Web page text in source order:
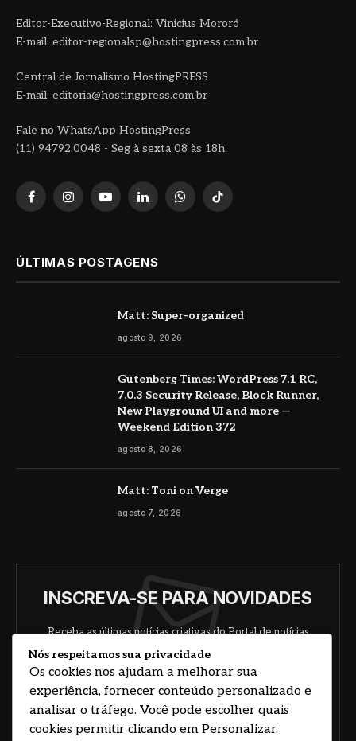
Editor-Executivo-Regional: Vinicius Mororó
E-mail: editor-regionalsp@hostingpress.com.br
Central de Jornalismo HostingPRESS
E-mail: editoria@hostingpress.com.br
Fale no WhatsApp HostingPress
(11) 94792.0048 - Seg à sexta 08 às 18h
FacebookInstagramYouTubeLinkedInWhatsAppTikTok
ÚLTIMAS POSTAGENS
Matt: Super-organized
agosto 9, 2026
Gutenberg Times: WordPress 7.1 RC,
7.0.3 Security Release, Block Runner,
New Playground UI and more —
Weekend Edition 372
agosto 8, 2026
Matt: Toni on Verge
agosto 7, 2026
INSCREVA-SE PARA NOVIDADES
Receba as últimas notícias criativas do Portal de notícias
sobre arte, design e negócios.
Nós respeitamos sua privacidade
Os cookies nos ajudam a melhorar sua
experiência, fornecer conteúdo personalizado e
analisar o tráfego. Você pode escolher quais
cookies permitir clicando em Personalizar.